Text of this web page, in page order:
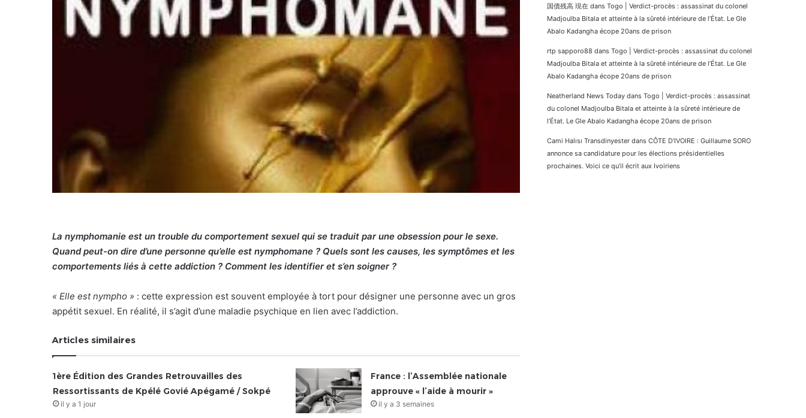
La nymphomanie est un trouble du comportement sexuel qui se traduit par une obsession pour le sexe.
Quand peut-on dire d’une personne qu’elle est nymphomane ? Quels sont les causes, les symptômes et les
comportements liés à cette addiction ? Comment les identifier et s’en soigner ?
« Elle est nympho » : cette expression est souvent employée à tort pour désigner une personne avec un gros
appétit sexuel. En réalité, il s’agit d’une maladie psychique en lien avec l’addiction.
Articles similaires
1ère Édition des Grandes Retrouvailles des
Ressortissants de Kpélé Govié Apégamé / Sokpé
il y a 1 jour
France : l’Assemblée nationale
approuve « l’aide à mourir »
il y a 3 semaines
国債残高 現在 dans Togo | Verdict-procès : assassinat du colonel
Madjoulba Bitala et atteinte à la sûreté intérieure de l’État. Le Gle
Abalo Kadangha écope 20ans de prison
rtp sapporo88 dans Togo | Verdict-procès : assassinat du colonel
Madjoulba Bitala et atteinte à la sûreté intérieure de l’État. Le Gle
Abalo Kadangha écope 20ans de prison
Neatherland News Today dans Togo | Verdict-procès : assassinat
du colonel Madjoulba Bitala et atteinte à la sûreté intérieure de
l’État. Le Gle Abalo Kadangha écope 20ans de prison
Cami Halısı Transdinyester dans CÔTE D’IVOIRE : Guillaume SORO
annonce sa candidature pour les élections présidentielles
prochaines. Voici ce qu’il écrit aux Ivoiriens